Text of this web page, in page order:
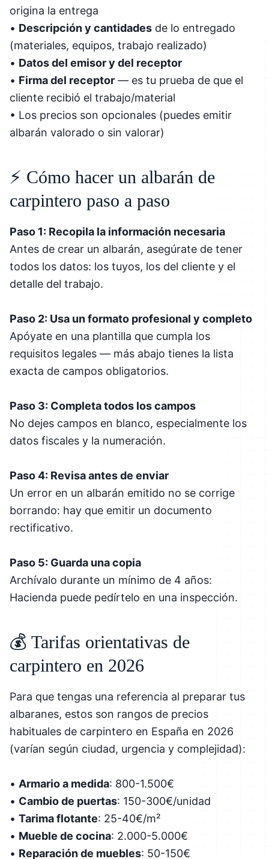
origina la entrega
• Descripción y cantidades de lo entregado
(materiales, equipos, trabajo realizado)
• Datos del emisor y del receptor
• Firma del receptor — es tu prueba de que el
cliente recibió el trabajo/material
• Los precios son opcionales (puedes emitir
albarán valorado o sin valorar)
⚡ Cómo hacer un albarán de
carpintero paso a paso
Paso 1: Recopila la información necesaria
Antes de crear un albarán, asegúrate de tener
todos los datos: los tuyos, los del cliente y el
detalle del trabajo.
Paso 2: Usa un formato profesional y completo
Apóyate en una plantilla que cumpla los
requisitos legales — más abajo tienes la lista
exacta de campos obligatorios.
Paso 3: Completa todos los campos
No dejes campos en blanco, especialmente los
datos fiscales y la numeración.
Paso 4: Revisa antes de enviar
Un error en un albarán emitido no se corrige
borrando: hay que emitir un documento
rectificativo.
Paso 5: Guarda una copia
Archívalo durante un mínimo de 4 años:
Hacienda puede pedírtelo en una inspección.
💰 Tarifas orientativas de
carpintero en 2026
Para que tengas una referencia al preparar tus
albaranes, estos son rangos de precios
habituales de carpintero en España en 2026
(varían según ciudad, urgencia y complejidad):
• Armario a medida: 800-1.500€
• Cambio de puertas: 150-300€/unidad
• Tarima flotante: 25-40€/m²
• Mueble de cocina: 2.000-5.000€
• Reparación de muebles: 50-150€